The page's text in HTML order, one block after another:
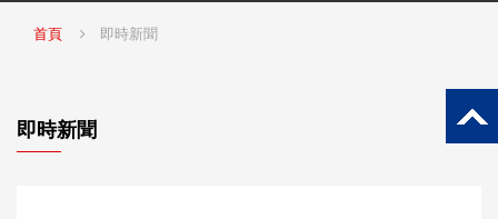
首頁 即時新聞
即時新聞